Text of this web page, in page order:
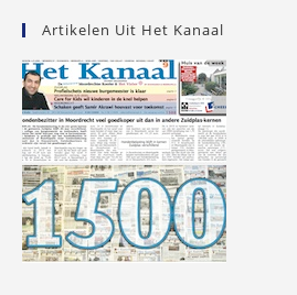
Artikelen Uit Het Kanaal